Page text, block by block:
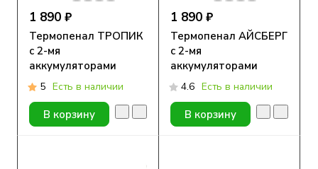
1 890 ₽
Термопенал ТРОПИК
с 2-мя
аккумуляторами
холода
5 Есть в наличии
В корзину
1 890 ₽
Термопенал АЙСБЕРГ
с 2-мя
аккумуляторами
холода
4.6 Есть в наличии
В корзину